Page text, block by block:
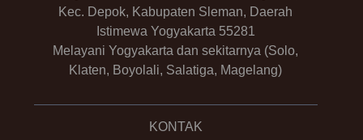
Kec. Depok, Kabupaten Sleman, Daerah
Istimewa Yogyakarta 55281
Melayani Yogyakarta dan sekitarnya (Solo,
Klaten, Boyolali, Salatiga, Magelang)
KONTAK